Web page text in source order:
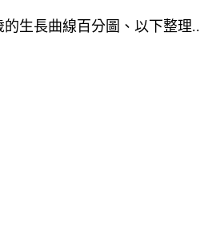
生長曲線百分圖、以下整理..